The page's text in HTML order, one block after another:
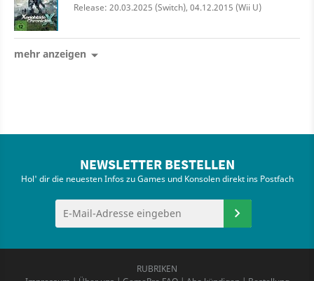
Release: 20.03.2025 (Switch), 04.12.2015 (Wii U)
mehr anzeigen
NEWSLETTER BESTELLEN
Hol' dir die neuesten Infos zu Games und Konsolen direkt ins Postfach
RUBRIKEN